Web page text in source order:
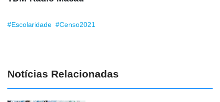
#Escolaridade #Censo2021
Notícias Relacionadas